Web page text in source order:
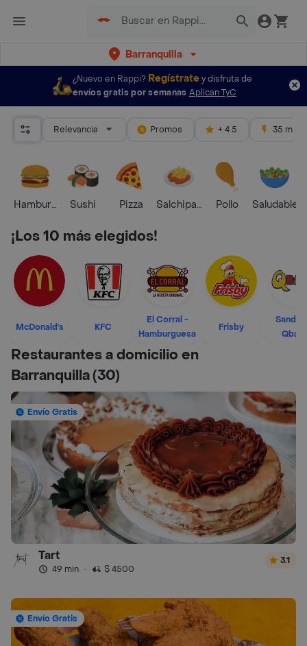
Barranquilla
¿Nuevo en Rappi? Regístratey disfruta de
envíos gratis por semanas Aplican TyC
Relevancia Promos + 4.5 35 mins
HamburguesaSushi Pizza Salchipapas Pollo Saludable
¡Los 10 más elegidos!
McDonald's KFC
El Corral -
Hamburguesa
Frisby
Restaurantes a domicilio en
Barranquilla(30)
Envío Gratis
Tart
49 min · $ 4500
3.1
Envío Gratis